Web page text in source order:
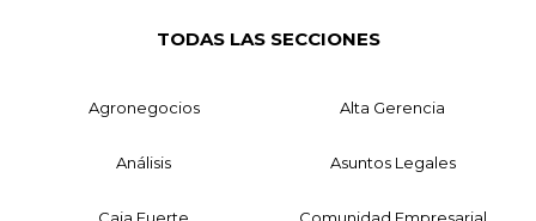
TODAS LAS SECCIONES
Agronegocios Alta Gerencia
Análisis Asuntos Legales